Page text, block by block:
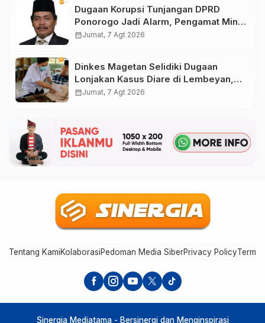
Dugaan Korupsi Tunjangan DPRD
Ponorogo Jadi Alarm, Pengamat Minta
Magetan Perkuat Tata Kelola
calendar_monthJumat, 7 Agt 2026
Dinkes Magetan Selidiki Dugaan
Lonjakan Kasus Diare di Lembeyan,
Lakukan Penyelidikan Epidemiologi
calendar_monthJumat, 7 Agt 2026
Tentang KamiKolaborasiPedoman Media SiberPrivacy PolicyTerms
Sinergia Mediatama - Bersinergi dan Menginspirasi